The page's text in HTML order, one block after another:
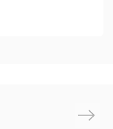
Next